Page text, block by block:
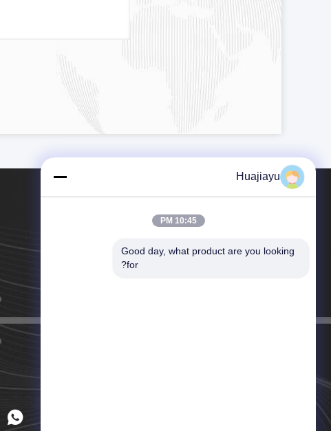
الهاتف：86--18664306976
Huajiayu
10:45 PM
Good day, what product are you looking
for?